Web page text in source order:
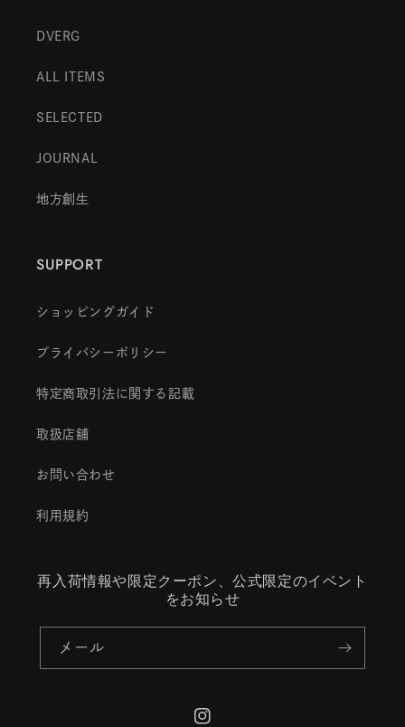
DVERG
ALL ITEMS
SELECTED
JOURNAL
地方創生
SUPPORT
ショッピングガイド
プライバシーポリシー
特定商取引法に関する記載
取扱店舗
お問い合わせ
利用規約
再入荷情報や限定クーポン、公式限定のイベント
をお知らせ
メール